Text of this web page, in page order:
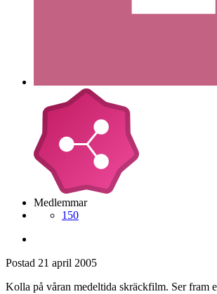
Medlemmar
150
Postad 21 april 2005
Kolla på våran medeltida skräckfilm. Ser fram